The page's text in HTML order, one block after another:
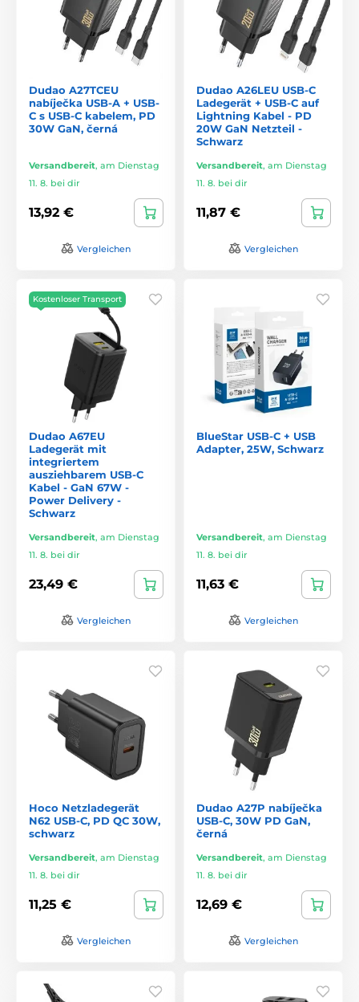
Dudao A27TCEU
nabíječka USB-A + USB-
C s USB-C kabelem, PD
30W GaN, černá
Versandbereit, am Dienstag
11. 8. bei dir
13,92 €
Vergleichen
Dudao A26LEU USB-C
Ladegerät + USB-C auf
Lightning Kabel - PD
20W GaN Netzteil -
Schwarz
Versandbereit, am Dienstag
11. 8. bei dir
11,87 €
Vergleichen
Kostenloser Transport
Dudao A67EU
Ladegerät mit
integriertem
ausziehbarem USB-C
Kabel - GaN 67W -
Power Delivery -
Schwarz
Versandbereit, am Dienstag
11. 8. bei dir
23,49 €
Vergleichen
BlueStar USB-C + USB
Adapter, 25W, Schwarz
Versandbereit, am Dienstag
11. 8. bei dir
11,63 €
Vergleichen
Hoco Netzladegerät
N62 USB-C, PD QC 30W,
schwarz
Versandbereit, am Dienstag
11. 8. bei dir
11,25 €
Vergleichen
Dudao A27P nabíječka
USB-C, 30W PD GaN,
černá
Versandbereit, am Dienstag
11. 8. bei dir
12,69 €
Vergleichen